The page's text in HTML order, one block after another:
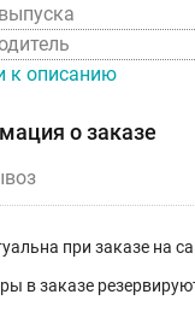
к описанию
о заказе
при заказе на
в заказе